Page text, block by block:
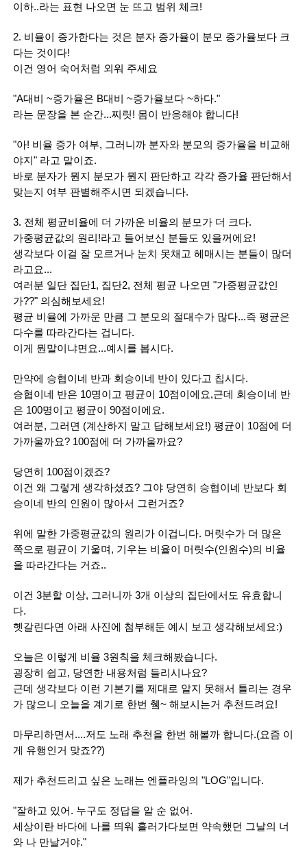
이하..라는 표현 나오면 눈 뜨고 범위 체크!
2. 비율이 증가한다는 것은 분자 증가율이 분모 증가율보다 크
다는 것이다!
이건 영어 숙어처럼 외워 주세요
"A대비 ~증가율은 B대비 ~증가율보다 ~하다."
라는 문장을 본 순간...찌릿! 몸이 반응해야 합니다!
"아! 비율 증가 여부, 그러니까 분자와 분모의 증가율을 비교해
야지" 라고 말이죠.
바로 분자가 뭔지 분모가 뭔지 판단하고 각각 증가율 판단해서
맞는지 여부 판별해주시면 되겠습니다.
3. 전체 평균비율에 더 가까운 비율의 분모가 더 크다.
가중평균값의 원리!라고 들어보신 분들도 있을꺼에요!
생각보다 이걸 잘 모르거나 눈치 못채고 헤매시는 분들이 많더
라고요...
여러분 일단 집단1, 집단2, 전체 평균 나오면 "가중평균값인
가??" 의심해보세요!
평균 비율에 가까운 만큼 그 분모의 절대수가 많다...즉 평균은
다수를 따라간다는 겁니다.
이게 뭔말이냐면요...예시를 봅시다.
만약에 승협이네 반과 회승이네 반이 있다고 칩시다.
승협이네 반은 10명이고 평균이 10점이에요,근데 회승이네 반
은 100명이고 평균이 90점이에요.
여러분, 그러면 (계산하지 말고 답해보세요!) 평균이 10점에 더
가까울까요? 100점에 더 가까울까요?
당연히 100점이겠죠?
이건 왜 그렇게 생각하셨죠? 그야 당연히 승협이네 반보다 회
승이네 반의 인원이 많아서 그런거죠?
위에 말한 가중평균값의 원리가 이겁니다. 머릿수가 더 많은
쪽으로 평균이 기울며, 기우는 비율이 머릿수(인원수)의 비율
을 따라간다는 거죠..
이건 3분할 이상, 그러니까 3개 이상의 집단에서도 유효합니
다.
헷갈린다면 아래 사진에 첨부해둔 예시 보고 생각해보세요:)
오늘은 이렇게 비율 3원칙을 체크해봤습니다.
굉장히 쉽고, 당연한 내용처럼 들리시나요?
근데 생각보다 이런 기본기를 제대로 알지 못해서 틀리는 경우
가 많으니 오늘을 계기로 한번 췤~ 해보시는거 추천드려요!
마무리하면서....저도 노래 추천을 한번 해볼까 합니다.(요즘 이
게 유행인거 맞죠??)
제가 추천드리고 싶은 노래는 엔플라잉의 "LOG"입니다.
"잘하고 있어. 누구도 정답을 알 순 없어.
세상이란 바다에 나를 띄워 흘러가다보면 약속했던 그날의 너
와 나 만날거야."